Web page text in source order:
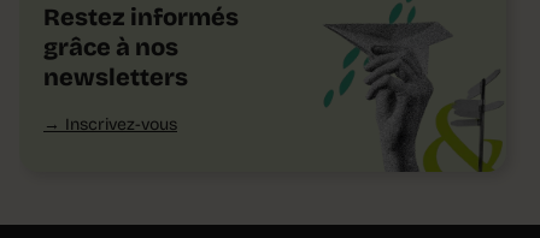
Restez informés
grâce à nos
newsletters
Inscrivez-vous